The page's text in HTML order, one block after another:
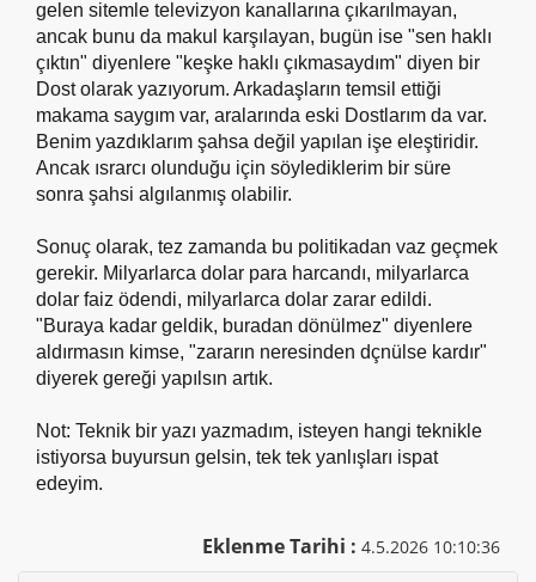
gelen sitemle televizyon kanallarına çıkarılmayan,
ancak bunu da makul karşılayan, bugün ise "sen haklı
çıktın" diyenlere "keşke haklı çıkmasaydım" diyen bir
Dost olarak yazıyorum. Arkadaşların temsil ettiği
makama saygım var, aralarında eski Dostlarım da var.
Benim yazdıklarım şahsa değil yapılan işe eleştiridir.
Ancak ısrarcı olunduğu için söylediklerim bir süre
sonra şahsi algılanmış olabilir.
Sonuç olarak, tez zamanda bu politikadan vaz geçmek
gerekir. Milyarlarca dolar para harcandı, milyarlarca
dolar faiz ödendi, milyarlarca dolar zarar edildi.
"Buraya kadar geldik, buradan dönülmez" diyenlere
aldırmasın kimse, "zararın neresinden dçnülse kardır"
diyerek gereği yapılsın artık.
Not: Teknik bir yazı yazmadım, isteyen hangi teknikle
istiyorsa buyursun gelsin, tek tek yanlışları ispat
edeyim.
Eklenme Tarihi : 4.5.2026 10:10:36